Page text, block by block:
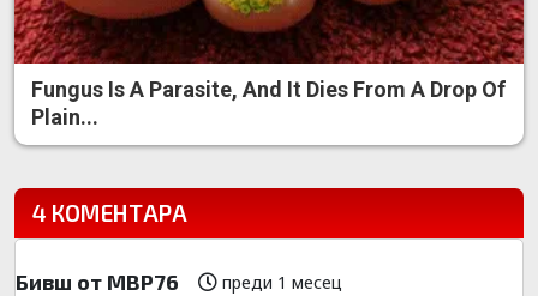
Fungus Is A Parasite, And It Dies From A Drop Of
Plain...
4 КОМЕНТАРА
Бивш от МВР76 преди 1 месец